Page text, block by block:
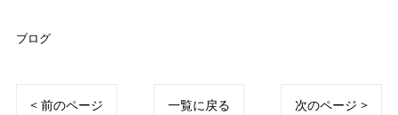
ブログ
< 前のページ 一覧に戻る 次のページ >